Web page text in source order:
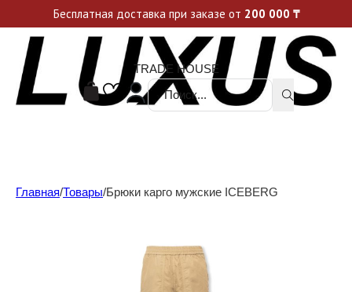
Уникальные акции и спецпредложения каждую неделю, не пропусти свой шанс
TRADE HOUSE
Поиск ...
Главная/Товары/Брюки карго мужские ICEBERG
Бесплатная доставка при заказе от 200 000 ₸